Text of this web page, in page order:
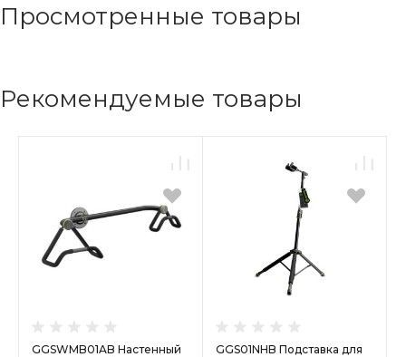
Просмотренные товары
Рекомендуемые товары
GGSWMB01AB Настенный
GGS01NHB Подставка для